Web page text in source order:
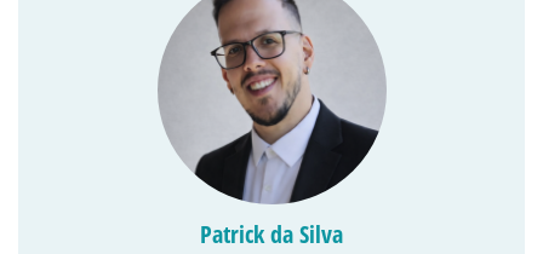
Patrick da Silva